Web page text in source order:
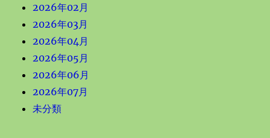
2026年02月
2026年03月
2026年04月
2026年05月
2026年06月
2026年07月
未分類